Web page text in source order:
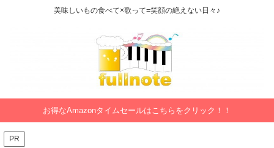
美味しいもの食べて×歌って=笑顔の絶えない日々♪
お得なAmazonタイムセールはこちらをクリック！！
PR